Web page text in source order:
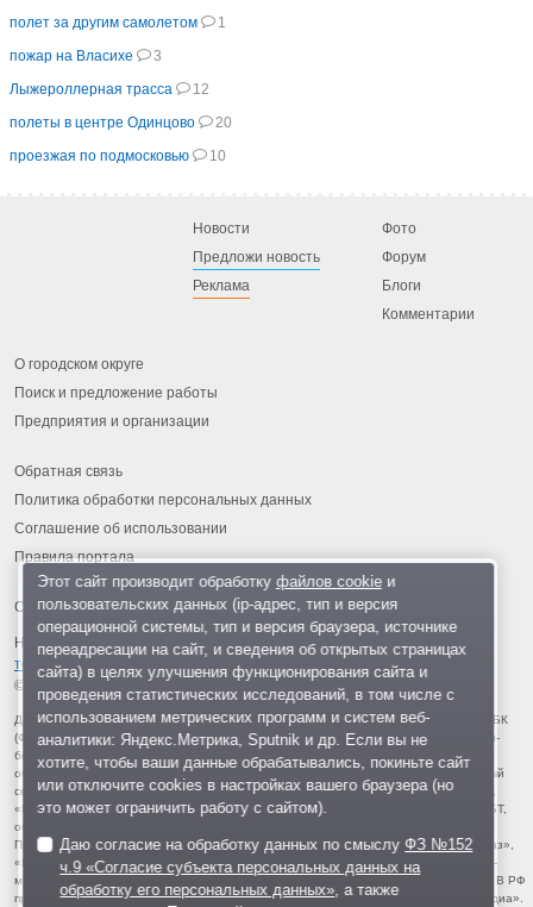
полет за другим самолетом
1
пожар на Власихе
3
Лыжероллерная трасса
12
полеты в центре Одинцово
20
проезжая по подмосковью
10
Новости
Предложи новость
Реклама
Фото
Форум
Блоги
Комментарии
О городском округе
Поиск и предложение работы
Предприятия и организации
Обратная связь
Политика обработки персональных данных
Соглашение об использовании
Правила портала
На информационном ресурсе применяются рекомендательные
технологии
© 2013-2026 «ОИНФО»,
сделано в Одинцово
Для читателей: В России признаны экстремистскими и запрещены организации ФБК
(Фонд борьбы с коррупцией, признан иноагентом), Штабы Навального, «Национал-
большевистская партия», «Свидетели Иеговы», «Армия воли народа», «Русский
общенациональный союз», «Движение против нелегальной иммиграции», «Правый
сектор», УНА-УНСО, УПА, «Тризуб им. Степана Бандеры», «Мизантропик дивижн»,
«Меджлис крымскотатарского народа», движение «Артподготовка», движение ЛГБТ,
общероссийская политическая партия «Воля», АУЕ, батальоны «Азов» и «Айдар».
Признаны террористическими и запрещены: «Движение Талибан», «Имарат Кавказ»,
«Исламское государство» (ИГ, ИГИЛ), Джебхад-ан-Нусра, «АУМ Синрике», «Братья-
мусульмане», «Аль-Каида в странах исламского Магриба», «Сеть», «Колумбайн». В РФ
признана нежелательной деятельность «Открытой России», издания «Проект Медиа».
Этот сайт производит обработку файлов cookieи
пользовательских данных (ip-адрес, тип и версия
операционной системы, тип и версия браузера, источнике
переадресации на сайт, и сведения об открытых страницах
сайта) в целях улучшения функционирования сайта и
проведения статистических исследований, в том числе с
использованием метрических программ и систем веб-
аналитики: Яндекс.Метрика, Sputnik и др. Если вы не
хотите, чтобы ваши данные обрабатывались, покиньте сайт
или отключите cookies в настройках вашего браузера (но
это может ограничить работу с сайтом).
Даю согласие на обработку данных по смыслуФЗ №152
ч.9 «Согласие субъекта персональных данных на
обработку его персональных данных», а также